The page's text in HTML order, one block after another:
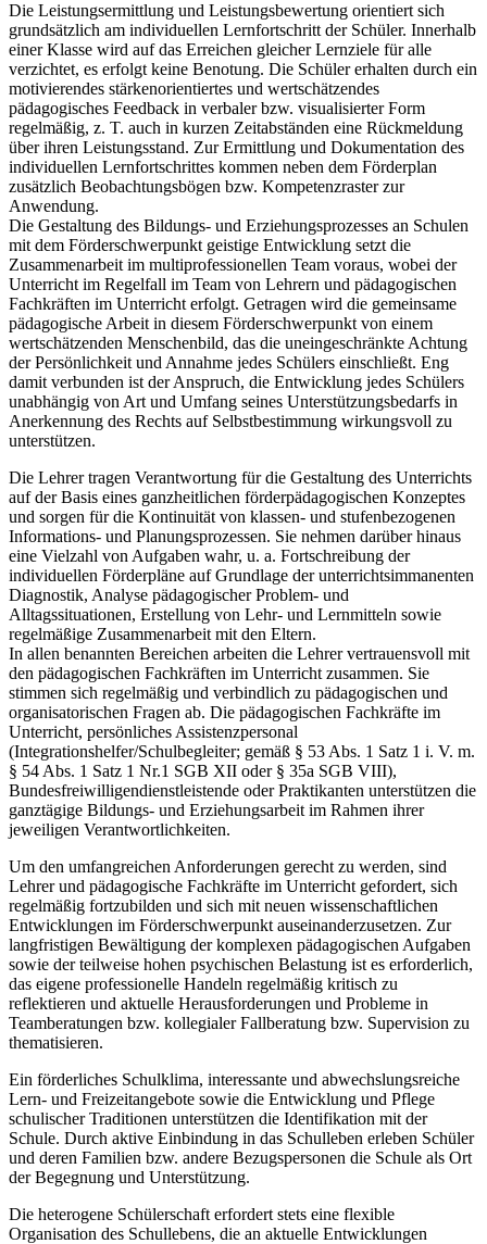
Die Leistungsermittlung und Leistungsbewertung orientiert sich
grundsätzlich am individuellen Lernfortschritt der Schüler. Innerhalb
einer Klasse wird auf das Erreichen gleicher Lernziele für alle
verzichtet, es erfolgt keine Benotung. Die Schüler erhalten durch ein
motivierendes stärkenorientiertes und wertschätzendes
pädagogisches Feedback in verbaler bzw. visualisierter Form
regelmäßig, z. T. auch in kurzen Zeitabständen eine Rückmeldung
über ihren Leistungsstand. Zur Ermittlung und Dokumentation des
individuellen Lernfortschrittes kommen neben dem Förderplan
zusätzlich Beobachtungsbögen bzw. Kompetenzraster zur
Anwendung.
Die Gestaltung des Bildungs- und Erziehungsprozesses an Schulen
mit dem Förderschwerpunkt geistige Entwicklung setzt die
Zusammenarbeit im multiprofessionellen Team voraus, wobei der
Unterricht im Regelfall im Team von Lehrern und pädagogischen
Fachkräften im Unterricht erfolgt. Getragen wird die gemeinsame
pädagogische Arbeit in diesem Förderschwerpunkt von einem
wertschätzenden Menschenbild, das die uneingeschränkte Achtung
der Persönlichkeit und Annahme jedes Schülers einschließt. Eng
damit verbunden ist der Anspruch, die Entwicklung jedes Schülers
unabhängig von Art und Umfang seines Unterstützungsbedarfs in
Anerkennung des Rechts auf Selbstbestimmung wirkungsvoll zu
unterstützen.
Die Lehrer tragen Verantwortung für die Gestaltung des Unterrichts
auf der Basis eines ganzheitlichen förderpädagogischen Konzeptes
und sorgen für die Kontinuität von klassen- und stufenbezogenen
Informations- und Planungsprozessen. Sie nehmen darüber hinaus
eine Vielzahl von Aufgaben wahr, u. a. Fortschreibung der
individuellen Förderpläne auf Grundlage der unterrichtsimmanenten
Diagnostik, Analyse pädagogischer Problem- und
Alltagssituationen, Erstellung von Lehr- und Lernmitteln sowie
regelmäßige Zusammenarbeit mit den Eltern.
In allen benannten Bereichen arbeiten die Lehrer vertrauensvoll mit
den pädagogischen Fachkräften im Unterricht zusammen. Sie
stimmen sich regelmäßig und verbindlich zu pädagogischen und
organisatorischen Fragen ab. Die pädagogischen Fachkräfte im
Unterricht, persönliches Assistenzpersonal
(Integrationshelfer/Schulbegleiter; gemäß § 53 Abs. 1 Satz 1 i. V. m.
§ 54 Abs. 1 Satz 1 Nr.1 SGB XII oder § 35a SGB VIII),
Bundesfreiwilligendienstleistende oder Praktikanten unterstützen die
ganztägige Bildungs- und Erziehungsarbeit im Rahmen ihrer
jeweiligen Verantwortlichkeiten.
Um den umfangreichen Anforderungen gerecht zu werden, sind
Lehrer und pädagogische Fachkräfte im Unterricht gefordert, sich
regelmäßig fortzubilden und sich mit neuen wissenschaftlichen
Entwicklungen im Förderschwerpunkt auseinanderzusetzen. Zur
langfristigen Bewältigung der komplexen pädagogischen Aufgaben
sowie der teilweise hohen psychischen Belastung ist es erforderlich,
das eigene professionelle Handeln regelmäßig kritisch zu
reflektieren und aktuelle Herausforderungen und Probleme in
Teamberatungen bzw. kollegialer Fallberatung bzw. Supervision zu
thematisieren.
Ein förderliches Schulklima, interessante und abwechslungsreiche
Lern- und Freizeitangebote sowie die Entwicklung und Pflege
schulischer Traditionen unterstützen die Identifikation mit der
Schule. Durch aktive Einbindung in das Schulleben erleben Schüler
und deren Familien bzw. andere Bezugspersonen die Schule als Ort
der Begegnung und Unterstützung.
Die heterogene Schülerschaft erfordert stets eine flexible
Organisation des Schullebens, die an aktuelle Entwicklungen